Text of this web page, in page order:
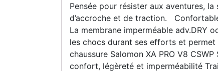
Pensée pour résister aux aventures,
d’accroche et de traction.
La membrane imperméable adv.DRY
les chocs durant ses efforts et
chaussure Salomon XA PRO V8
confort, légèreté et imperméabilité